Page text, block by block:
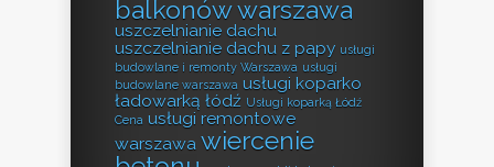
balkonów warszawa
uszczelnianie dachu
uszczelnianie dachu z papy usługi
budowlane i remonty Warszawa usługi
budowlane warszawa usługi koparko
ładowarką łódź Usługi koparką Łódź
Cena usługi remontowe
warszawa wiercenie